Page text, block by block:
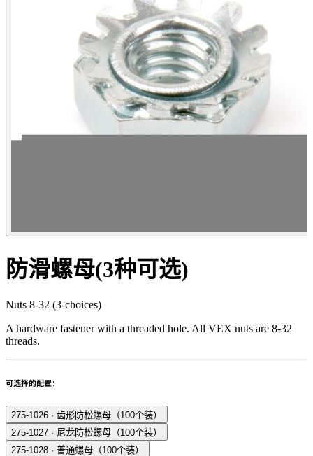
防滑螺母(3种可选)
Nuts 8-32 (3-choices)
A hardware fastener with a threaded hole. All VEX nuts are 8-32
threads.
可选择的配置：
275-1026 · 齿形防松螺母（100个装）
275-1027 · 尼龙防松螺母（100个装）
275-1028 · 普通螺母（100个装）